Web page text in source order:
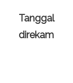
Tanggal
direkam